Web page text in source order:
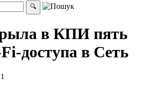
в КПИ пять
доступа в Сеть